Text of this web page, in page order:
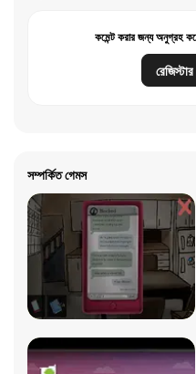
কমেন্ট করার জন্য অনুগ্রহ
রেজিস্টার
সম্পর্কিত গেমস